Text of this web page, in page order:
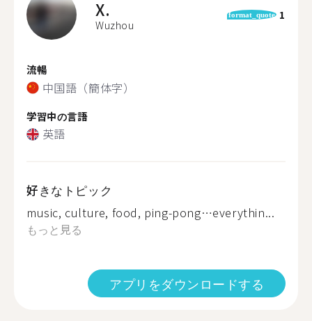
X.
Wuzhou
format_quote 1
流暢
中国語（簡体字）
学習中の言語
英語
好きなトピック
music, culture, food, ping-pong…everythin...
もっと見る
アプリをダウンロードする